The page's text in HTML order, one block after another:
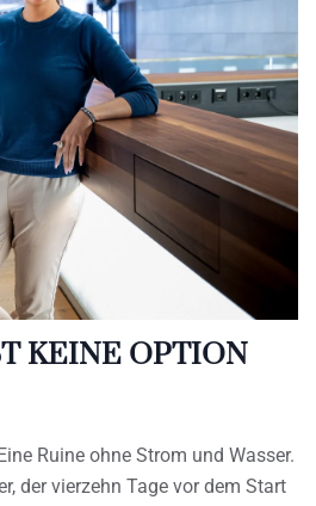
KEINE OPTION
Ruine ohne Strom und Wasser.
der vierzehn Tage vor dem Start